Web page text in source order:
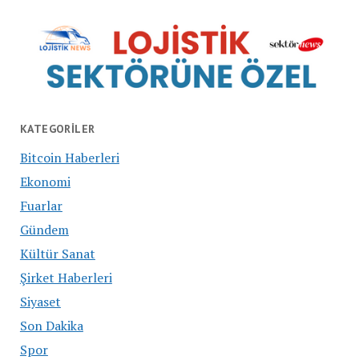
KATEGORILER
Bitcoin Haberleri
Ekonomi
Fuarlar
Gündem
Kültür Sanat
Şirket Haberleri
Siyaset
Son Dakika
Spor